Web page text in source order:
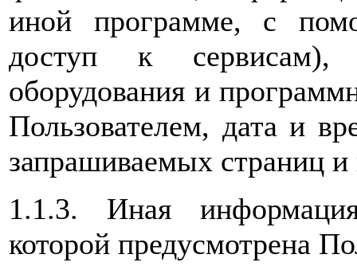
иной программе, с
доступ к сервисам),
оборудования и
Пользователем, дата и
запрашиваемых страниц
1.1.3. Иная
которой предусмотрена